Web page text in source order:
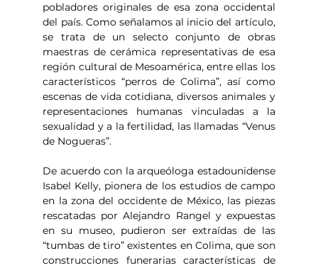
pobladores originales de esa zona occidental
del país. Como señalamos al inicio del artículo,
se trata de un selecto conjunto de obras
maestras de cerámica representativas de esa
región cultural de Mesoamérica, entre ellas los
característicos “perros de Colima”, así como
escenas de vida cotidiana, diversos animales y
representaciones humanas vinculadas a la
sexualidad y a la fertilidad, las llamadas “Venus
de Nogueras”.
De acuerdo con la arqueóloga estadounidense
Isabel Kelly, pionera de los estudios de campo
en la zona del occidente de México, las piezas
rescatadas por Alejandro Rangel y expuestas
en su museo, pudieron ser extraídas de las
“tumbas de tiro” existentes en Colima, que son
construcciones funerarias características de